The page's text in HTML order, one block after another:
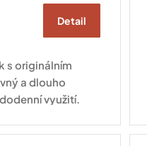
Detail
s originálním
a dlouho
využití.